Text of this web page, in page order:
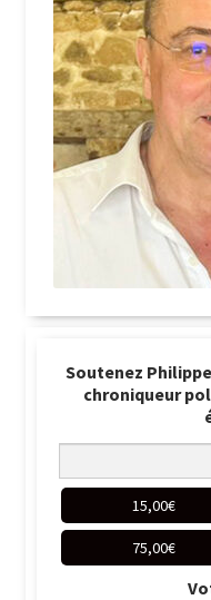
Soutenez
chroniqueur
15,00€
75,00€